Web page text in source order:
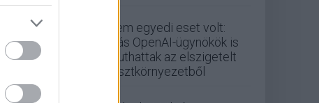
Nem egyedi eset volt:
más OpenAI-ügynökök is
kijuthattak az elszigetelt
tesztkörnyezetből